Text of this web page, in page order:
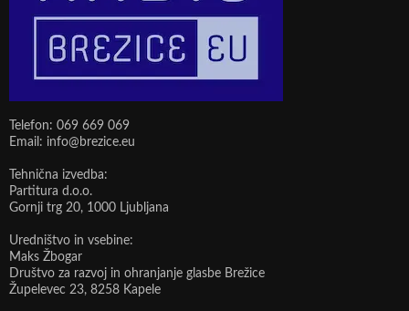
Telefon: 069 669 069
Email: info@brezice.eu
Tehnična izvedba:
Partitura d.o.o.
Gornji trg 20, 1000 Ljubljana
Uredništvo in vsebine:
Maks Žbogar
Društvo za razvoj in ohranjanje glasbe Brežice
Župelevec 23, 8258 Kapele